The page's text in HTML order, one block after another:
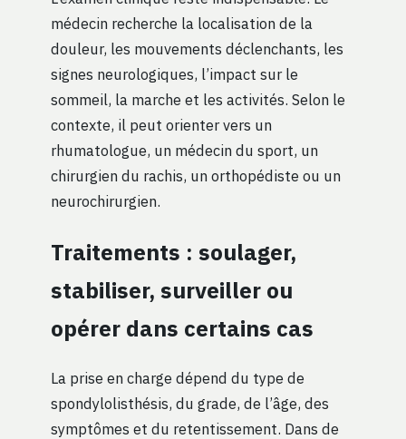
médecin recherche la localisation de la
douleur, les mouvements déclenchants, les
signes neurologiques, l’impact sur le
sommeil, la marche et les activités. Selon le
contexte, il peut orienter vers un
rhumatologue, un médecin du sport, un
chirurgien du rachis, un orthopédiste ou un
neurochirurgien.
Traitements : soulager,
stabiliser, surveiller ou
opérer dans certains cas
La prise en charge dépend du type de
spondylolisthésis, du grade, de l’âge, des
symptômes et du retentissement. Dans de